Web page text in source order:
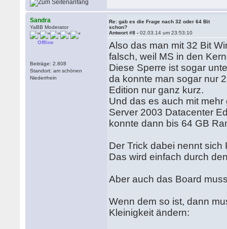
Sandra
YaBB Moderator
Offline
Beiträge: 2.808
Standort: am schönen
Niederrhein
Re: gab es die Frage nach 32 oder 64 Bit
schon?
Antwort #8 -02.03.14 um 23:53:10
Also das man mit 32 Bit
falsch, weil MS in den
Diese Sperre ist sogar
da konnte man sogar nur
Edition nur ganz kurz.
Und das es auch mit
Server 2003 Datacenter
konnte dann bis 64 GB
Der Trick dabei nennt
Das wird einfach durch
Aber auch das Board
Wenn dem so ist, dann
Kleinigkeit ändern: